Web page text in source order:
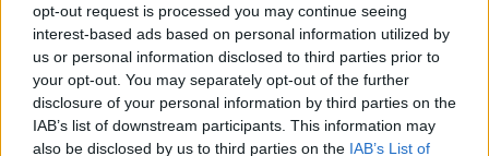
opt-out request is processed you may continue seeing
interest-based ads based on personal information utilized by
us or personal information disclosed to third parties prior to
your opt-out. You may separately opt-out of the further
disclosure of your personal information by third parties on the
IAB’s list of downstream participants. This information may
also be disclosed by us to third parties on the IAB’s List of
zavarokat.
Gyógyító (január 22-31., június 19-28., szeptember 8-22.)
Előző életedben: A Gyógyítók mindig is tisztában voltak